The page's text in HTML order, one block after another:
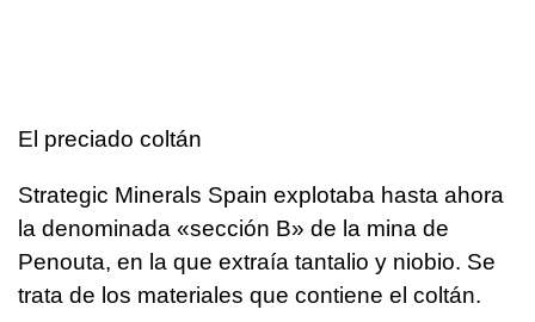
El preciado coltán
Strategic Minerals Spain explotaba hasta ahora
la denominada «sección B» de la mina de
Penouta, en la que extraía tantalio y niobio. Se
trata de los materiales que contiene el coltán.